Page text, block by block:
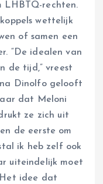
LHBTQ-rechten.
wettelijk
of samen een
“De idealen van
de tijd,” vreest
Dinolfo gelooft
dat Meloni
ze zich uit
de eerste om
ik heb zelf ook
uiteindelijk moet
Het idee dat